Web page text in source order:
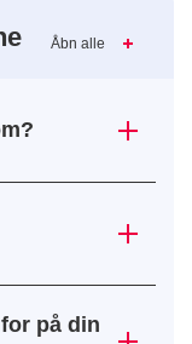
Åbn alle
på din